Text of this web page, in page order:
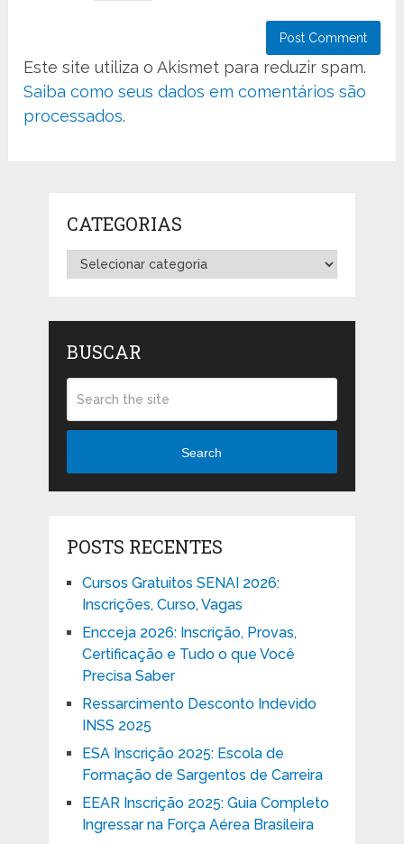
Este site utiliza o Akismet para reduzir spam.
Saiba como seus dados em comentários são
processados.
CATEGORIAS
Categorias
BUSCAR
Search
POSTS RECENTES
Cursos Gratuitos SENAI 2026:
Inscrições, Curso, Vagas
Encceja 2026: Inscrição, Provas,
Certificação e Tudo o que Você
Precisa Saber
Ressarcimento Desconto Indevido
INSS 2025
ESA Inscrição 2025: Escola de
Formação de Sargentos de Carreira
EEAR Inscrição 2025: Guia Completo
Ingressar na Força Aérea Brasileira